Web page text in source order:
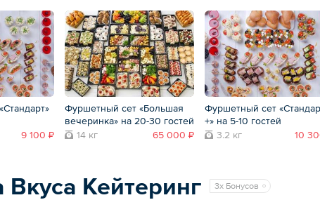
9 100 ₽
Фуршетный сет «Большая
вечеринка» на 20-30 гостей
14 кг
65 000 ₽
Фуршетный сет
+» на 5-10 гостей
3.2 кг
10
Вкуса Кейтеринг 3x Бонусов